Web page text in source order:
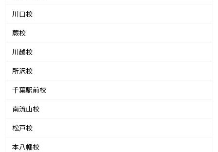
川口校
蕨校
川越校
所沢校
千葉駅前校
南流山校
松戸校
本八幡校